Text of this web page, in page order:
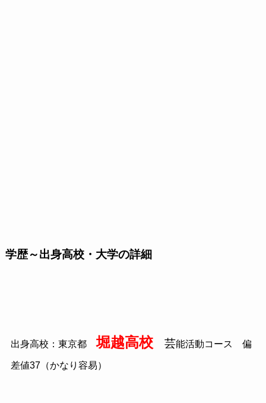
学歴～出身高校・大学の詳細
出身高校：東京都堀越高校芸能活動コース 偏
差値37（かなり容易）